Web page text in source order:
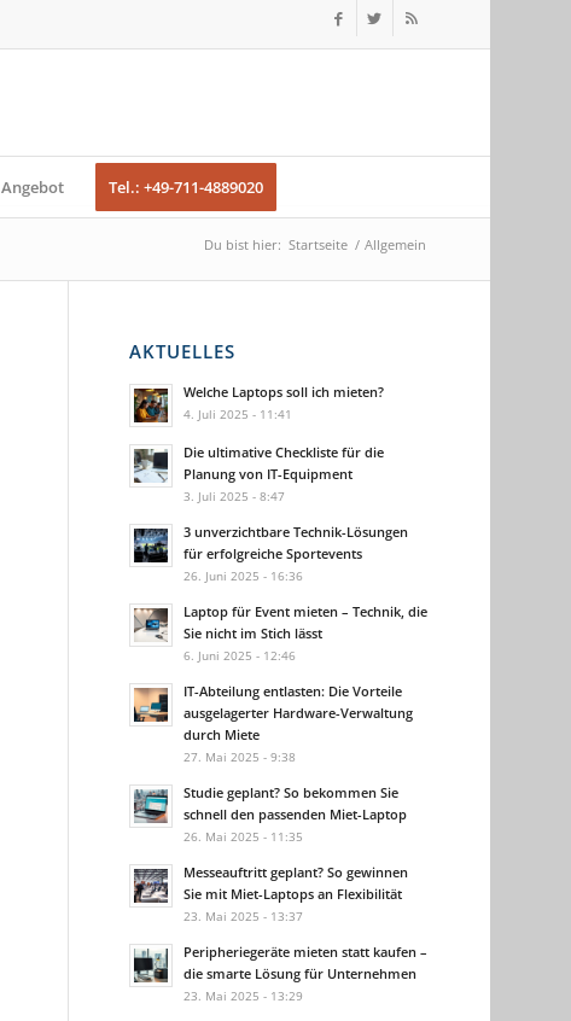
Angebot Tel.: +49-711-4889020
Du bist hier: Startseite / Allgemein
AKTUELLES
Welche Laptops soll ich mieten?
4. Juli 2025 - 11:41
Die ultimative Checkliste für die
Planung von IT-Equipment
3. Juli 2025 - 8:47
3 unverzichtbare Technik-Lösungen
für erfolgreiche Sportevents
26. Juni 2025 - 16:36
Laptop für Event mieten – Technik, die
Sie nicht im Stich lässt
6. Juni 2025 - 12:46
IT-Abteilung entlasten: Die Vorteile
ausgelagerter Hardware-Verwaltung
durch Miete
27. Mai 2025 - 9:38
Studie geplant? So bekommen Sie
schnell den passenden Miet-Laptop
26. Mai 2025 - 11:35
Messeauftritt geplant? So gewinnen
Sie mit Miet-Laptops an Flexibilität
23. Mai 2025 - 13:37
Peripheriegeräte mieten statt kaufen –
die smarte Lösung für Unternehmen
23. Mai 2025 - 13:29